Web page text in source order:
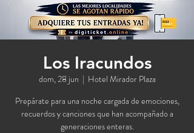
Los Iracundos
dom, 28 jun
  |
Hotel Mirador Plaza
Prepárate para una noche cargada de emociones,
recuerdos y canciones que han acompañado a
generaciones enteras.